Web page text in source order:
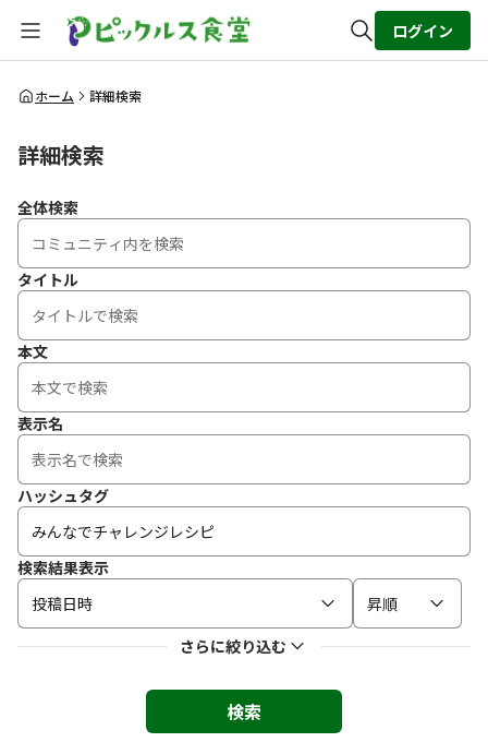
全体検索
ログイン
ホーム 詳細検索
詳細検索
全体検索
タイトル
本文
表示名
ハッシュタグ
検索結果表示
投稿日時
昇順
さらに絞り込む
検索